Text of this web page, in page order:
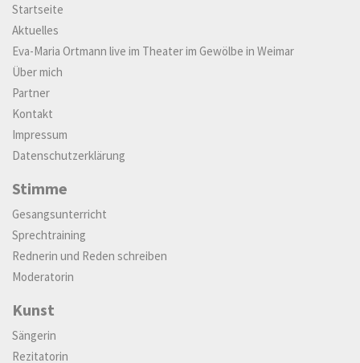
Startseite
Aktuelles
Eva-Maria Ortmann live im Theater im Gewölbe in Weimar
Über mich
Partner
Kontakt
Impressum
Datenschutzerklärung
Stimme
Gesangsunterricht
Sprechtraining
Rednerin und Reden schreiben
Moderatorin
Kunst
Sängerin
Rezitatorin